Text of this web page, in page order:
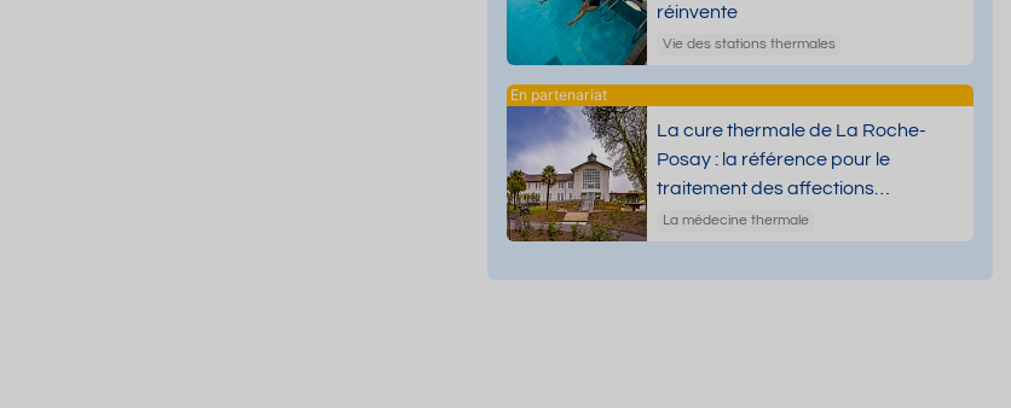
réinvente
Vie des stations thermales
La cure thermale de La Roche-
Posay : la référence pour le
traitement des affections
dermatologiques
La médecine thermale